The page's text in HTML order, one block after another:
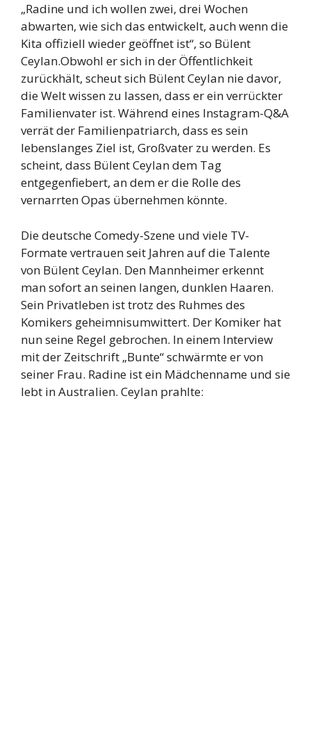
„Radine und ich wollen zwei, drei Wochen
abwarten, wie sich das entwickelt, auch wenn die
Kita offiziell wieder geöffnet ist“, so Bülent
Ceylan.Obwohl er sich in der Öffentlichkeit
zurückhält, scheut sich Bülent Ceylan nie davor,
die Welt wissen zu lassen, dass er ein verrückter
Familienvater ist. Während eines Instagram-Q&A
verrät der Familienpatriarch, dass es sein
lebenslanges Ziel ist, Großvater zu werden. Es
scheint, dass Bülent Ceylan dem Tag
entgegenfiebert, an dem er die Rolle des
vernarrten Opas übernehmen könnte.
Die deutsche Comedy-Szene und viele TV-
Formate vertrauen seit Jahren auf die Talente
von Bülent Ceylan. Den Mannheimer erkennt
man sofort an seinen langen, dunklen Haaren.
Sein Privatleben ist trotz des Ruhmes des
Komikers geheimnisumwittert. Der Komiker hat
nun seine Regel gebrochen. In einem Interview
mit der Zeitschrift „Bunte“ schwärmte er von
seiner Frau. Radine ist ein Mädchenname und sie
lebt in Australien. Ceylan prahlte: